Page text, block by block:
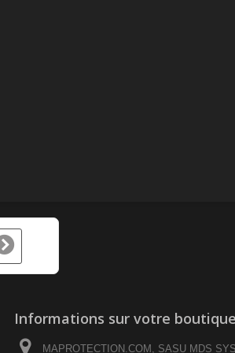
Informations sur votre boutique
MAPROTECTION.COM, SASU MDS